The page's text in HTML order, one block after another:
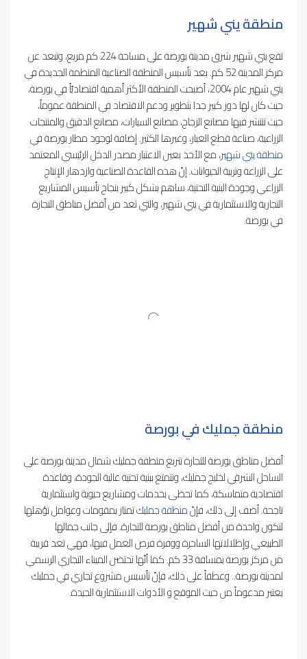
منطقة يني شهير
تقع يني شهير شرق مدينة بورصة على مساحة 224 كم مربع، وتبعد عن
مركز المدينة 52 كم. بعد تأسيس المنطقة الصناعية المنظمة الجديدة في
يني شهير عام 2004، أصبحت المنطقة الأكثر أهمية اقتصاديّاً في بورصة،
حيث كان لها دور كبير جدا بتطوير ودعم الاقتصاد في المنطقة عموماً،
حيث تنتشر فيها مصانع الزجاج، مصانع السيارات، مصانع الدقيق والمنتجات
الزراعية، صناعة قطع الغيار، وغيرها الكثير. إضافة لوجود مطار بورصة في
منطقة يني شهير، مع الأخذ بعين الاعتبار مصدر الدخل الرئيسي المعتمد
على الزراعة وتربية الحيوانات. إنّ هذه القاعدة الصناعية وازدهار الإنتاج
الزراعي وجودة البنية التحتية، ساهم بشكل كبير بنجاح تأسيس المشاريع
التجارية والاستثمارية في يني شهير، والتي تعد من أفضل مناطق التجارة
في بورصة.
منطقة جمليك في بورصة
أفضل مناطق بورصة للتجارة تتربع منطقة جمليك شمال مدينة بورصة على
الساحل الشرقي لخليج جمليك، وتتمتع ببنية تحتية عالية الجودة، وقاعدة
اقتصادية متماسكة، كما تحظى بخدمات ومشاريع حيوية واستثمارية
ناجحة. أضف إلى ذلك، فإنّمنطقة جمليكتمتاز بمقومات وعوامل تؤهلها
لتكون واحدة من أفضل مناطق بورصة للتجارة. فإلى جانب جمالها
الطبيعي وإطلالاتها الساحرة ووفرة فرص العمل فيها، فهي تعد قريبة
من مركز بورصة بمسافة 33 كم. كما أنّها تحتضن الميناء التجاري الرسمي
لمدينة بورصة.. وعطفاً على ذلك، فإنّ تأسيس مشروع تجاري في جمليك
يعتبر مدعوماً من حيث الموقع و الأدوات الاستثمارية الجيدة.